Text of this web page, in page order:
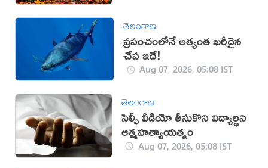
తెలంగాణ
ప్రపంచంలోనే అత్యంత ఖరీదైన
చేప ఇదే!
Aug 07, 2026, 05:08 IST
తెలంగాణ
సెల్ఫీ వీడియో తీసుకొని విద్యార్థిని
ఆత్మహత్యాయత్నం
Aug 07, 2026, 05:08 IST